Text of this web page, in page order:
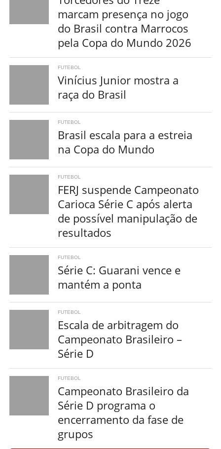
marcam presença no jogo
do Brasil contra Marrocos
pela Copa do Mundo 2026
FUTEBOL
Vinícius Junior mostra a
raça do Brasil
FUTEBOL
Brasil escala para a estreia
na Copa do Mundo
FUTEBOL
FERJ suspende Campeonato
Carioca Série C após alerta
de possível manipulação de
resultados
FUTEBOL
Série C: Guarani vence e
mantém a ponta
FUTEBOL
Escala de arbitragem do
Campeonato Brasileiro –
Série D
FUTEBOL
Campeonato Brasileiro da
Série D programa o
encerramento da fase de
grupos